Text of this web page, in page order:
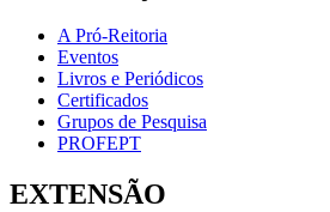
A Pró-Reitoria
Eventos
Livros e Periódicos
Certificados
Grupos de Pesquisa
PROFEPT
EXTENSÃO